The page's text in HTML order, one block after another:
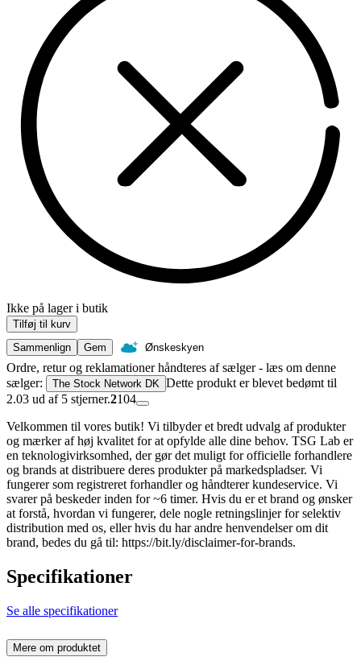
Ikke på lager i butik
Tilføj til kurv
Sammenlign
Gem Ønskeskyen
Ordre, retur og reklamationer håndteres af sælger - læs om denne
sælger:
The Stock Network DK Dette produkt er blevet bedømt til
2.03 ud af 5 stjerner.2104
Velkommen til vores butik! Vi tilbyder et bredt udvalg af produkter
og mærker af høj kvalitet for at opfylde alle dine behov. TSG Lab er
en teknologivirksomhed, der gør det muligt for officielle forhandlere
og brands at distribuere deres produkter på markedspladser. Vi
fungerer som registreret forhandler og håndterer kundeservice. Vi
svarer på beskeder inden for ~6 timer. Hvis du er et brand og ønsker
at forstå, hvordan vi fungerer, dele nogle retningslinjer for selektiv
distribution med os, eller hvis du har andre henvendelser om dit
brand, bedes du gå til: https://bit.ly/disclaimer-for-brands.
Specifikationer
Se alle specifikationer
Mere om produktet